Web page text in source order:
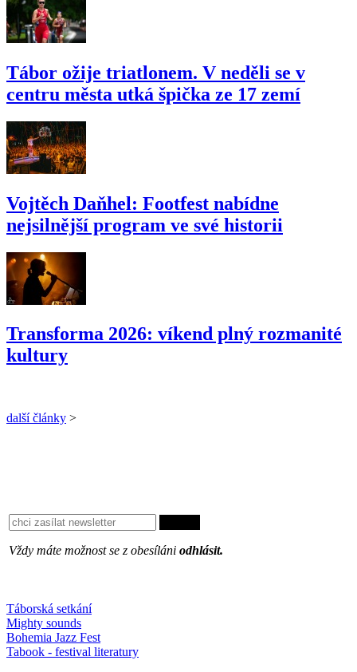
Tábor ožije triatlonem. V neděli se v
centru města utká špička ze 17 zemí
Vojtěch Daňhel: Footfest nabídne
nejsilnější program ve své historii
Transforma 2026: víkend plný rozmanité
kultury
další články >
Vždy máte možnost se z obesíláni odhlásit.
Táborská setkání
Mighty sounds
Bohemia Jazz Fest
Tabook - festival literatury